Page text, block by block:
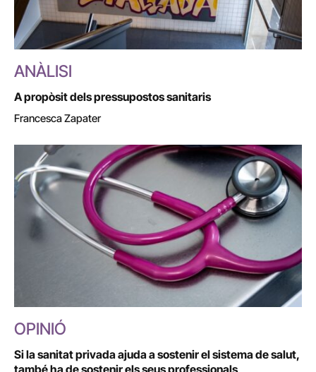
ANÀLISI
A propòsit dels pressupostos sanitaris
Francesca Zapater
OPINIÓ
Si la sanitat privada ajuda a sostenir el sistema de salut,
també ha de sostenir els seus professionals